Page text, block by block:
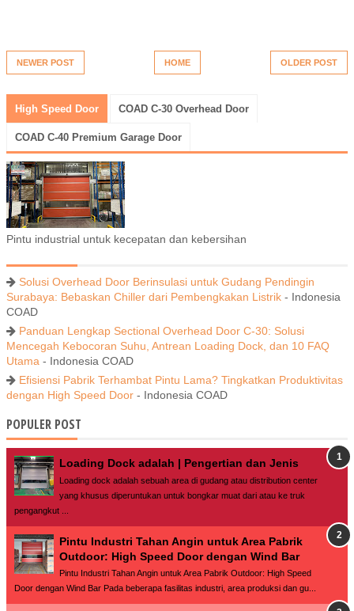
NEWER POST OLDER POST
HOME
High Speed Door COAD C-30 Overhead Door
COAD C-40 Premium Garage Door
Pintu industrial untuk kecepatan dan kebersihan
Solusi Overhead Door Berinsulasi untuk Gudang Pendingin
Surabaya: Bebaskan Chiller dari Pembengkakan Listrik - Indonesia
COAD
Panduan Lengkap Sectional Overhead Door C-30: Solusi
Mencegah Kebocoran Suhu, Antrean Loading Dock, dan 10 FAQ
Utama - Indonesia COAD
Efisiensi Pabrik Terhambat Pintu Lama? Tingkatkan Produktivitas
dengan High Speed Door - Indonesia COAD
POPULER POST
Loading Dock adalah | Pengertian dan Jenis
Loading dock adalah sebuah area di gudang atau distribution center
yang khusus diperuntukan untuk bongkar muat dari atau ke truk
pengangkut ...
Pintu Industri Tahan Angin untuk Area Pabrik
Outdoor: High Speed Door dengan Wind Bar
Pintu Industri Tahan Angin untuk Area Pabrik Outdoor: High Speed
Door dengan Wind Bar Pada beberapa fasilitas industri, area produksi dan gu...